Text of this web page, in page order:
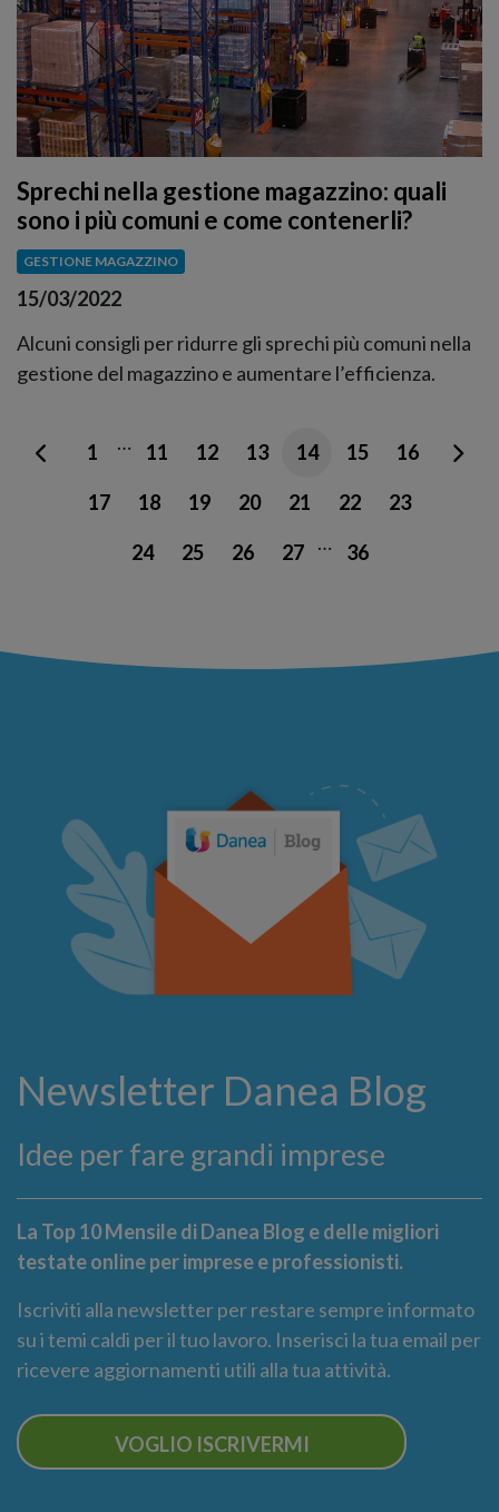
Sprechi nella gestione magazzino: quali
sono i più comuni e come contenerli?
GESTIONE MAGAZZINO
15/03/2022
Alcuni consigli per ridurre gli sprechi più comuni nella
gestione del magazzino e aumentare l’efficienza.
1 … 11 12 13 14 15 16
17 18 19 20 21 22 23
24 25 26 27 … 36
Newsletter Danea Blog
Idee per fare grandi imprese
La Top 10 Mensile di Danea Blog e delle migliori
testate online per imprese e professionisti.
Iscriviti alla newsletter per restare sempre informato
su i temi caldi per il tuo lavoro. Inserisci la tua email per
ricevere aggiornamenti utili alla tua attività.
VOGLIO ISCRIVERMI